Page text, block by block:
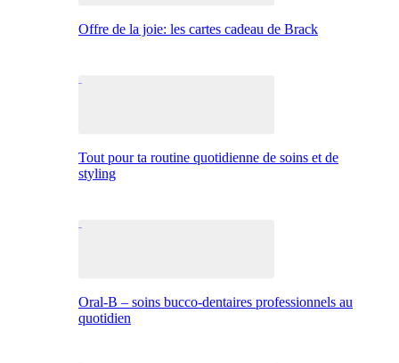
Offre de la joie: les cartes cadeau de Brack
Tout pour ta routine quotidienne de soins et de
styling
Oral-B – soins bucco-dentaires professionnels au
quotidien